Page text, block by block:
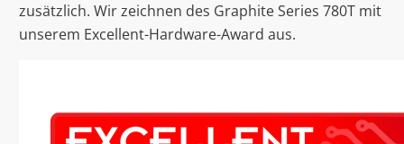
zusätzlich. Wir zeichnen des Graphite Series 780T mit
unserem Excellent-Hardware-Award aus.